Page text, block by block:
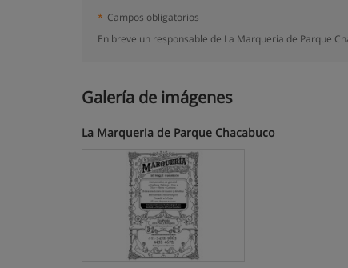
* Campos obligatorios
En breve un responsable de La Marqueria de Parque
Galería de imágenes
La Marqueria de Parque Chacabuco